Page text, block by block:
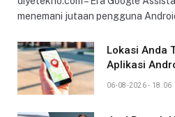
menemani jutaan pengguna
Lokasi Anda
Aplikasi
06-08-2026 - 18.06